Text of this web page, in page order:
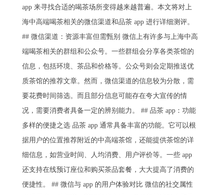
app 来寻找合适的喝茶场所变得越来越普遍。本文将对上
海中高端喝茶相关的微信渠道和品茶 app 进行详细测评。
## 微信渠道：资源丰富但需甄别 微信上有许多与上海中高
端喝茶相关的群组和公众号。一些群组会分享各类茶馆的
信息，包括环境、茶品和价格等。公众号则会定期推送优
质茶馆的推荐文章。然而，微信渠道的信息较为分散，需
要花费时间筛选。而且部分信息可能存在夸大宣传的情
况，需要消费者具备一定的辨别能力。 ## 品茶 app：功能
多样的便捷之选 品茶 app 通常具备丰富的功能。它可以根
据用户的位置推荐附近的中高端茶馆，还能提供茶馆的详
细信息，如营业时间、人均消费、用户评价等。一些 app
还支持在线预订座位和购买茶品套餐，大大提高了消费的
便捷性。 ## 微信与 app 的用户体验对比 微信的社交属性